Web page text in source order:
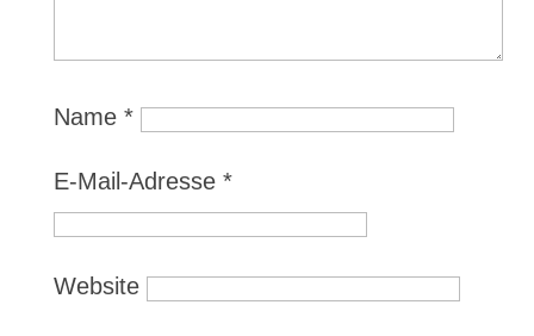
Name *
E-Mail-Adresse *
Website